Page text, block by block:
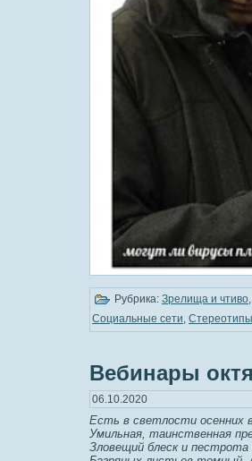
Рубрика: Зрелища и чтиво,
Социальные сети, Стереотипы
Вебинары
06.10.2020
Есть в светлости осенних
Умильная, таинственная
Зловещий блеск и пестрота